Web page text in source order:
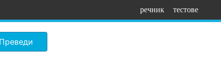
речник тестове
Преведи